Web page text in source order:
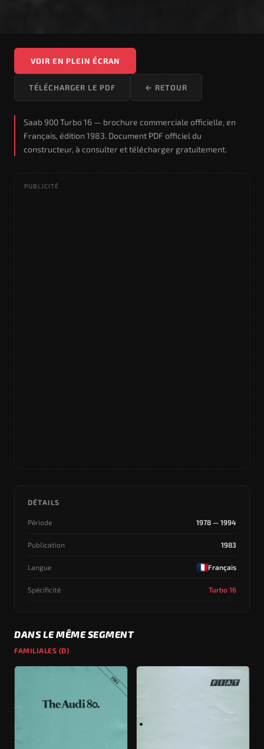
VOIR EN PLEIN ÉCRAN
TÉLÉCHARGER LE PDF ← RETOUR
Saab 900 Turbo 16 — brochure commerciale officielle, en
Français, édition 1983. Document PDF officiel du
constructeur, à consulter et télécharger gratuitement.
PUBLICITÉ
DÉTAILS
Période 1978 — 1994
Publication 1983
Langue Français
Spécificité Turbo 16
DANS LE MÊME SEGMENT
FAMILIALES (D)